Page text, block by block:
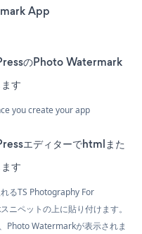
App
のPhoto Watermark
す
you create your app
エディターでhtmlまた
す
るTS Photography For
ペットの上に貼り付けます。
Photo Watermarkが表示されま